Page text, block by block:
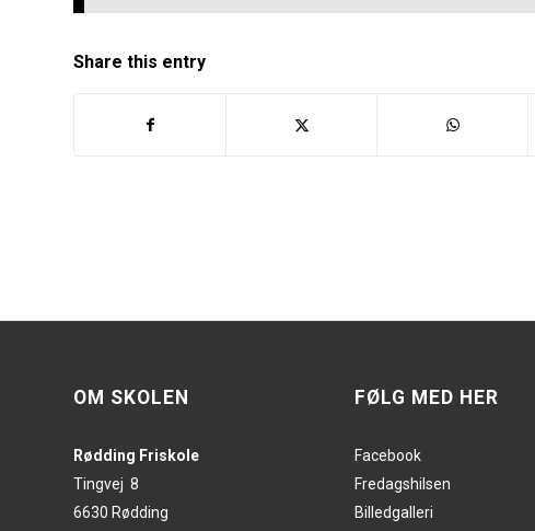
Share this entry
OM SKOLEN
Rødding Friskole
Tingvej 8
6630 Rødding
FØLG MED HER
Facebook
Fredagshilsen
Billedgalleri